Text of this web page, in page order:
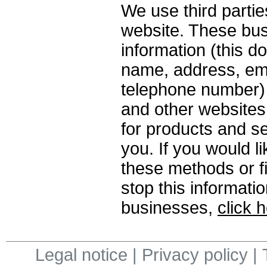
We use third
website. These
information (this
name, address,
telephone
and other
for products and
you. If you would
these methods or
stop this
businesses, click
Legal notice | Privacy policy|